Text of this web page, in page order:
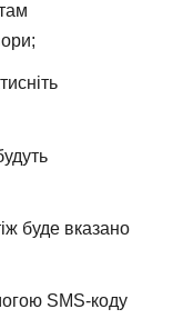
буде вказано
SMS-коду